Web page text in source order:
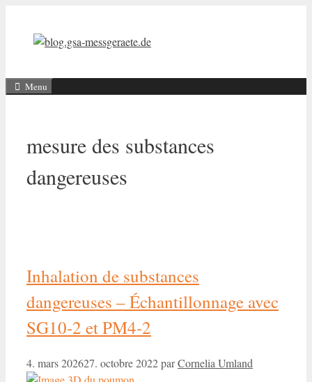
contenu
Menu
mesure des substances
dangereuses
Inhalation de substances
dangereuses – Échantillonnage avec
SG10-2 et PM4-2
4. mars 202627. octobre 2022parCornelia Umland